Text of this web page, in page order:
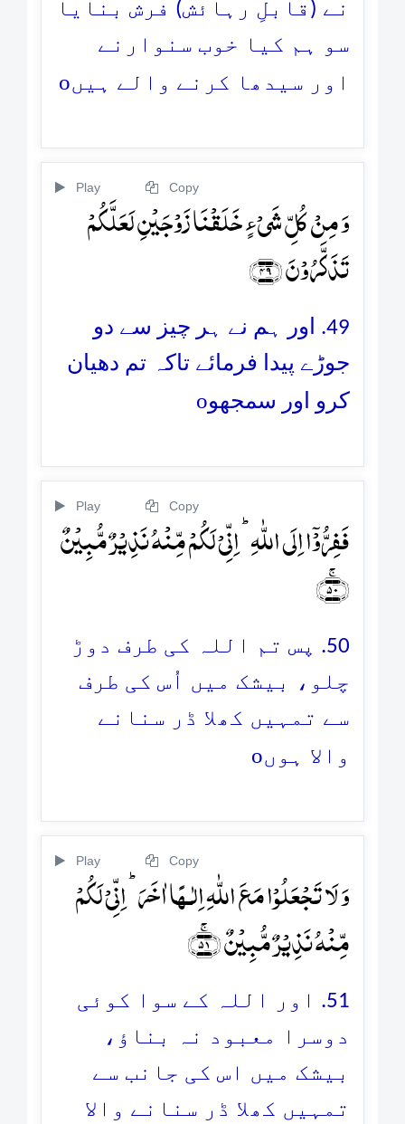
نے (قابلِ رہائش) فرش بنایا
سو ہم کیا خوب سنوارنے
اور سیدھا کرنے والے ہیںo
Play Copy
وَ مِنۡ کُلِّ شَیۡءٍ خَلَقۡنَا زَوۡجَیۡنِ لَعَلَّکُمۡ
تَذَکَّرُوۡنَ ﴿۴۹﴾
49. اور ہم نے ہر چیز سے دو
جوڑے پیدا فرمائے تاکہ تم دھیان
کرو اور سمجھوo
Play Copy
فَفِرُّوۡۤا اِلَی اللّٰہِ ؕ اِنِّیۡ لَکُمۡ مِّنۡہُ نَذِیۡرٌ مُّبِیۡنٌ
﴿ۚ۵۰﴾
50. پس تم اللہ کی طرف دوڑ
چلو، بیشک میں اُس کی طرف
سے تمہیں کھلا ڈر سنانے
والا ہوںo
Play Copy
وَ لَا تَجۡعَلُوۡا مَعَ اللّٰہِ اِلٰـہًا اٰخَرَ ؕ اِنِّیۡ لَکُمۡ
مِّنۡہُ نَذِیۡرٌ مُّبِیۡنٌ ﴿ۚ۵۱﴾
51. اور اللہ کے سوا کوئی
دوسرا معبود نہ بناؤ،
بیشک میں اس کی جانب سے
تمہیں کھلا ڈر سنانے والا